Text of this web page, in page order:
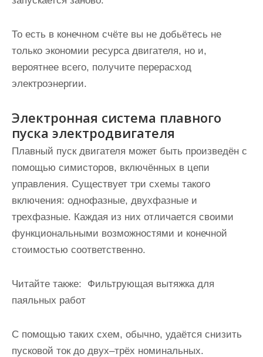
То есть в конечном счёте вы не добьётесь не
только экономии ресурса двигателя, но и,
вероятнее всего, получите перерасход
электроэнергии.
Электронная система плавного
пуска электродвигателя
Плавный пуск двигателя может быть произведён с
помощью симисторов, включённых в цепи
управления. Существует три схемы такого
включения: однофазные, двухфазные и
трехфазные. Каждая из них отличается своими
функциональными возможностями и конечной
стоимостью соответственно.
Читайте также:
Фильтрующая вытяжка для
паяльных работ
С помощью таких схем, обычно, удаётся снизить
пусковой токдо двух–трёх номинальных.